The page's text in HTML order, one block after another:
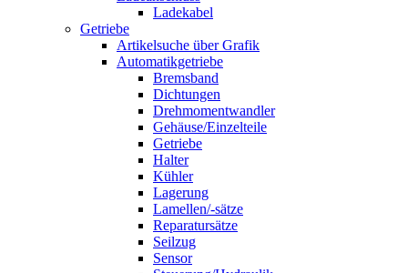
Ladekabel
Getriebe
Artikelsuche über Grafik
Automatikgetriebe
Bremsband
Dichtungen
Drehmomentwandler
Gehäuse/Einzelteile
Getriebe
Halter
Kühler
Lagerung
Lamellen/-sätze
Reparatursätze
Seilzug
Sensor